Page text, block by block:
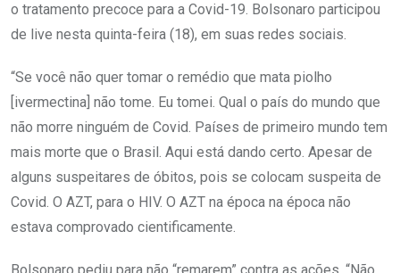
o tratamento precoce para a Covid-19. Bolsonaro participou
de live nesta quinta-feira (18), em suas redes sociais.
“Se você não quer tomar o remédio que mata piolho
[ivermectina] não tome. Eu tomei. Qual o país do mundo que
não morre ninguém de Covid. Países de primeiro mundo tem
mais morte que o Brasil. Aqui está dando certo. Apesar de
alguns suspeitares de óbitos, pois se colocam suspeita de
Covid. O AZT, para o HIV. O AZT na época na época não
estava comprovado cientificamente.